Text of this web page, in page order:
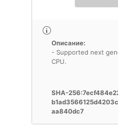
Описание:
- Supported next
CPU.
SHA-
aa840dc7